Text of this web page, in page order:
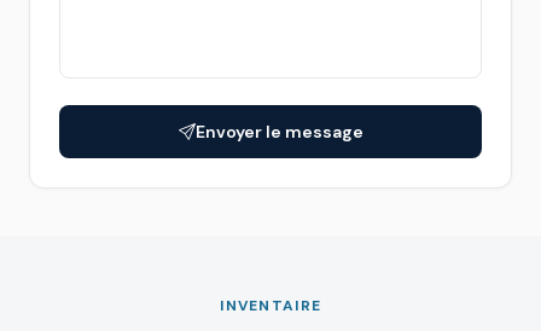
Envoyer le message
INVENTAIRE